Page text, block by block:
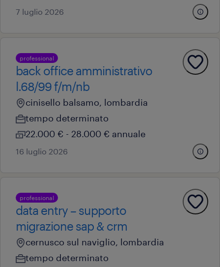
7 luglio 2026
professional
back office amministrativo
l.68/99 f/m/nb
cinisello balsamo, lombardia
tempo determinato
22.000 € - 28.000 € annuale
16 luglio 2026
professional
data entry – supporto
migrazione sap & crm
cernusco sul naviglio, lombardia
tempo determinato